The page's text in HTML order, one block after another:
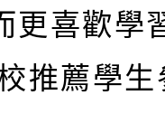
更喜歡學
推薦學